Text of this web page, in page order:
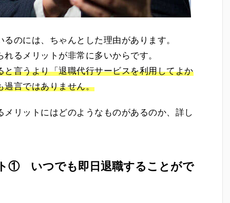
のには、ちゃんとした理由があります。
るメリットが非常に多いからです。
言うより「退職代行サービスを利用してよか
過言ではありません。
リットにはどのようなものがあるのか、詳し
① いつでも即日退職することがで